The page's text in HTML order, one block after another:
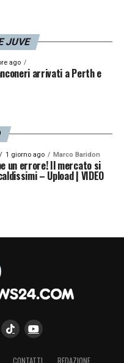
JUVE
ago
arrivati a Perth e
1 giorno ago Marco Baridon
un errore! Il mercato si
– Upload | VIDEO